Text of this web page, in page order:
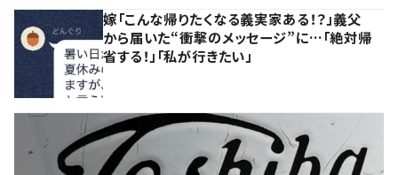
嫁「こんな帰りたくなる義実家ある！？」義父
から届いた“衝撃のメッセージ”に…「絶対帰
省する！」「私が行きたい」